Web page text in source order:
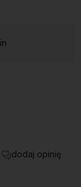
dodaj opinię